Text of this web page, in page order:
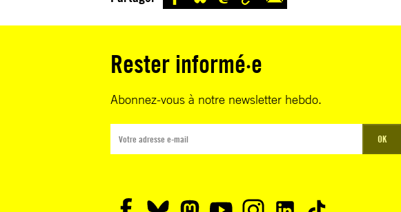
Rester informé·e
Abonnez-vous à notre newsletter hebdo.
OK